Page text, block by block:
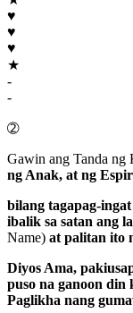
♥
♥
♥
★
-
-
➁
Gawin ang Tanda ng
ng Anak, at ng
bilang tagapag-
ibalik sa satan ang
Name) at palitan ito
Diyos Ama,
puso na ganoon din
Paglikha nang